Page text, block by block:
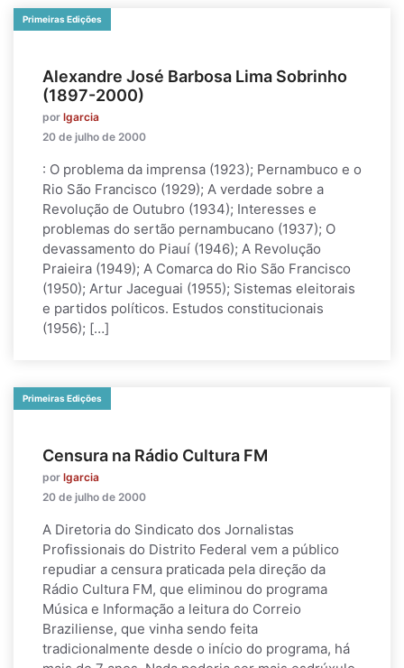
Primeiras Edições
Alexandre José Barbosa Lima Sobrinho
(1897-2000)
por lgarcia
20 de julho de 2000
: O problema da imprensa (1923); Pernambuco e o
Rio São Francisco (1929); A verdade sobre a
Revolução de Outubro (1934); Interesses e
problemas do sertão pernambucano (1937); O
devassamento do Piauí (1946); A Revolução
Praieira (1949); A Comarca do Rio São Francisco
(1950); Artur Jaceguai (1955); Sistemas eleitorais
e partidos políticos. Estudos constitucionais
(1956); […]
Primeiras Edições
Censura na Rádio Cultura FM
por lgarcia
20 de julho de 2000
A Diretoria do Sindicato dos Jornalistas
Profissionais do Distrito Federal vem a público
repudiar a censura praticada pela direção da
Rádio Cultura FM, que eliminou do programa
Música e Informação a leitura do Correio
Braziliense, que vinha sendo feita
tradicionalmente desde o início do programa, há